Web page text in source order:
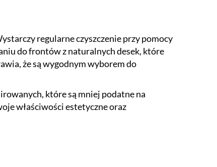
regularne czyszczenie przy pomocy
do frontów z naturalnych desek, które
że są wygodnym wyborem do
które są mniej podatne na
właściwości estetyczne oraz